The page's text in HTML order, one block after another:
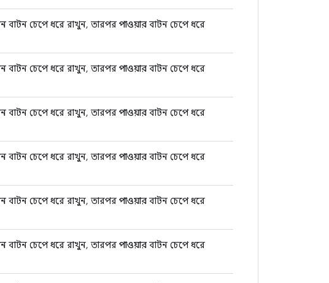
বাটন চেপে ধরে রাখুন, তারপর পাওয়ার বাটন চেপে ধরে
বাটন চেপে ধরে রাখুন, তারপর পাওয়ার বাটন চেপে ধরে
বাটন চেপে ধরে রাখুন, তারপর পাওয়ার বাটন চেপে ধরে
বাটন চেপে ধরে রাখুন, তারপর পাওয়ার বাটন চেপে ধরে
বাটন চেপে ধরে রাখুন, তারপর পাওয়ার বাটন চেপে ধরে
বাটন চেপে ধরে রাখুন, তারপর পাওয়ার বাটন চেপে ধরে